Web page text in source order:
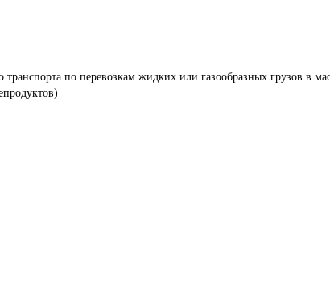
транспорта по перевозкам жидких или газообразных грузов в